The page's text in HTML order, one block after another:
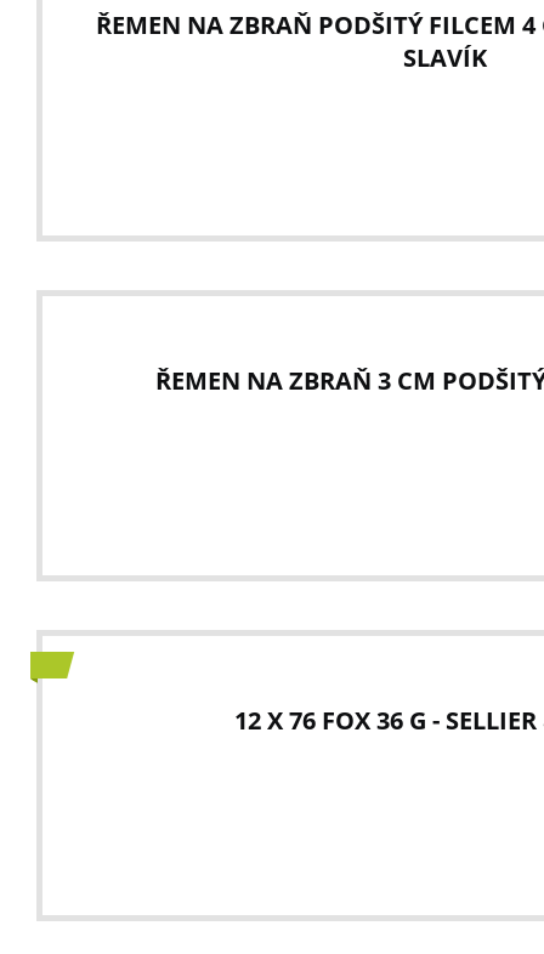
ŘEMEN NA ZBRAŇ PODŠITÝ FILCEM 4
SLAVÍK
ŘEMEN NA ZBRAŇ 3 CM
12 X 76 FOX 36 G -